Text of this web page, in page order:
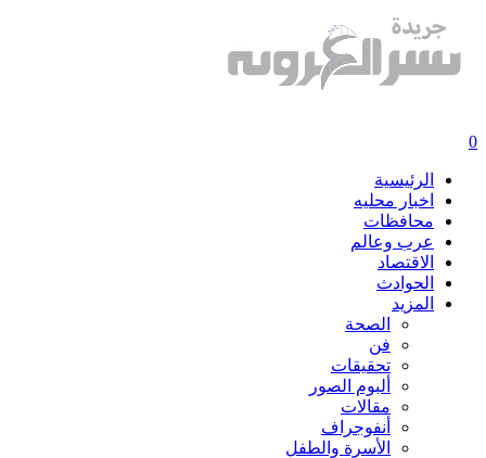
0
الرئيسية
اخبار محليه
محافظات
عرب وعالم
الاقتصاد
الحوادث
المزيد
الصحة
فن
تحقيقات
ألبوم الصور
مقالات
أنفوجراف
الأسرة والطفل